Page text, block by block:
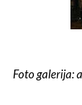
Foto galerija: